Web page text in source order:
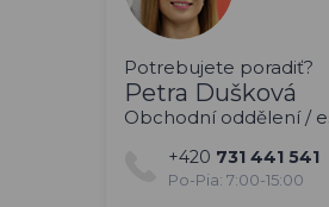
Potrebujete poradiť?
Petra Dušková
Obchodní oddělení /
+420 731 441 541
Po-Pia: 7:00-15:00